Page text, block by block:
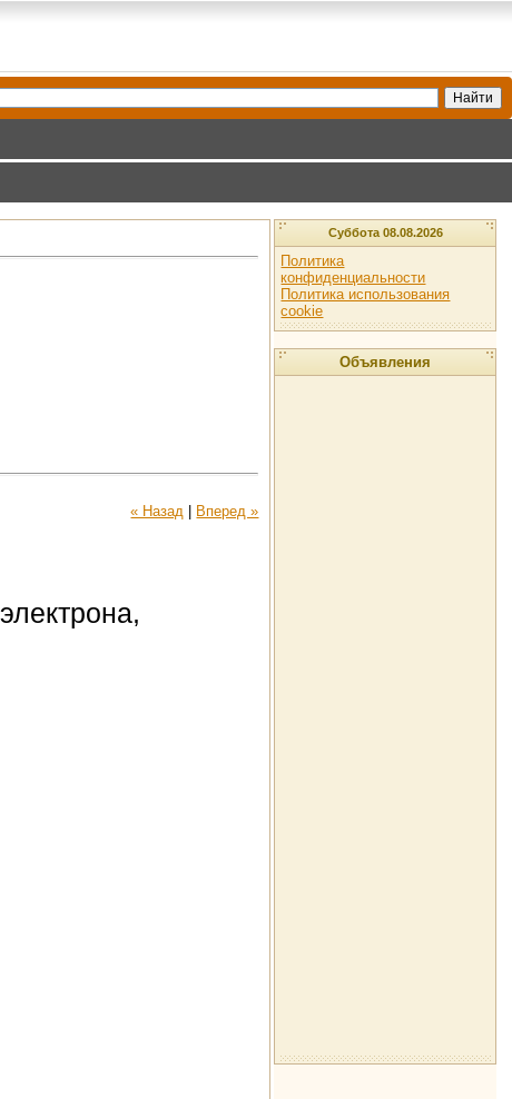
« Назад
Вперед »
Суббота 08.08.2026
Политика
конфиденциальности
Политика использования
cookie
Объявления